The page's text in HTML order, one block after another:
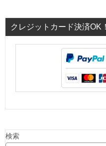
クレジットカード決済OK！
検索